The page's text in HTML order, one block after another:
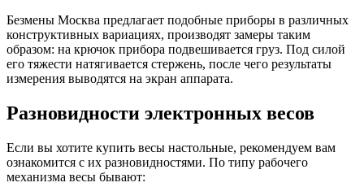
Безмены Москва предлагает подобные приборы в различных
конструктивных вариациях, производят замеры таким
образом: на крючок прибора подвешивается груз. Под силой
его тяжести натягивается стержень, после чего результаты
измерения выводятся на экран аппарата.
Разновидности электронных весов
Если вы хотите купить весы настольные, рекомендуем вам
ознакомится с их разновидностями. По типу рабочего
механизма весы бывают: